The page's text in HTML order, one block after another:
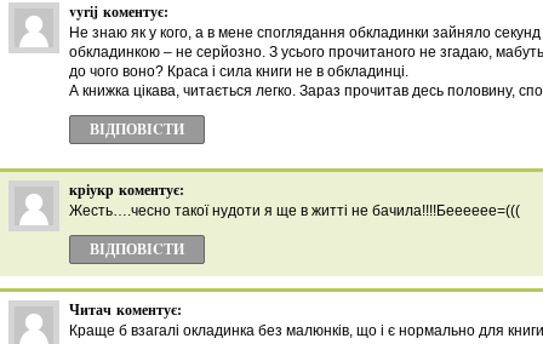
vyrij коментує:
Не знаю як у кого, а в мене споглядання обкладинки зайняло
обкладинкою – не серйозно. З усього прочитаного не згадаю,
до чого воно? Краса і сила книги не в обкладинці.
А книжка цікава, читається легко. Зараз прочитав десь половину,
ВІДПОВІCТИ
кріукр коментує:
Жесть….чесно такої нудоти я ще в житті не бачила!!!!Бееееее=(((
ВІДПОВІCТИ
Читач коментує:
Краще б взагалі окладинка без малюнків, що і є нормально для